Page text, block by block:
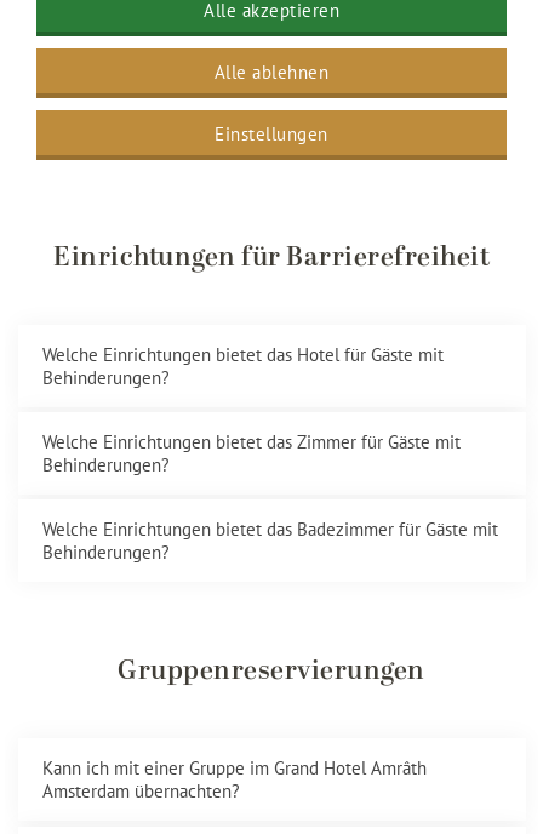
Ist das Hotel leicht mit den öffentlichen Verkehrsmitteln zu
Erreichbarkeit des Hotels
Einrichtungen für Barrierefreiheit
Welche Einrichtungen bietet das Hotel für Gäste mit
Behinderungen?
Welche Einrichtungen bietet das Zimmer für Gäste mit
Behinderungen?
Welche Einrichtungen bietet das Badezimmer für Gäste mit
Behinderungen?
Gruppenreservierungen
Kann ich mit einer Gruppe im Grand Hotel Amrâth
Amsterdam übernachten?
Alle akzeptieren
Alle ablehnen
Einstellungen